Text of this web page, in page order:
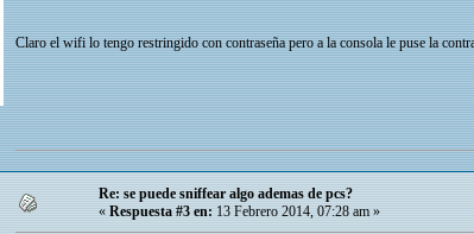
Claro el wifi lo tengo restringido con contraseña pero a la consola le puse la
Re: se puede sniffear algo ademas de pcs?
« Respuesta #3 en: 13 Febrero 2014, 07:28 am »